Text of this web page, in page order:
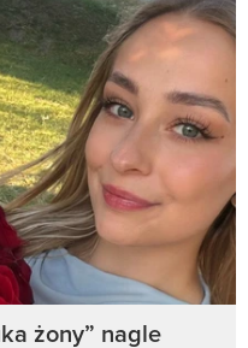
żony” nagle